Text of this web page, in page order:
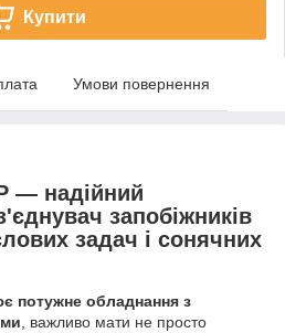
Купити
Умови повернення
— надійний
запобіжників
задач і сонячних
потужне обладнання з
, важливо мати не просто